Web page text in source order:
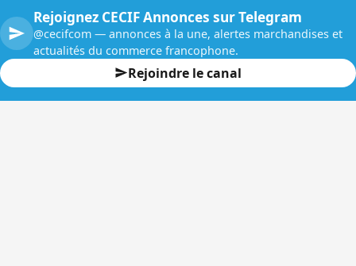
Rejoignez CECIF Annonces sur Telegram
@cecifcom — annonces à la une, alertes marchandises et
actualités du commerce francophone.
Rejoindre le canal